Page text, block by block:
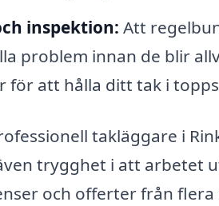
inspektion: Att
problem innan de blir
för att hålla ditt tak i
takläggare i
trygghet i att arbetet
och offerter från